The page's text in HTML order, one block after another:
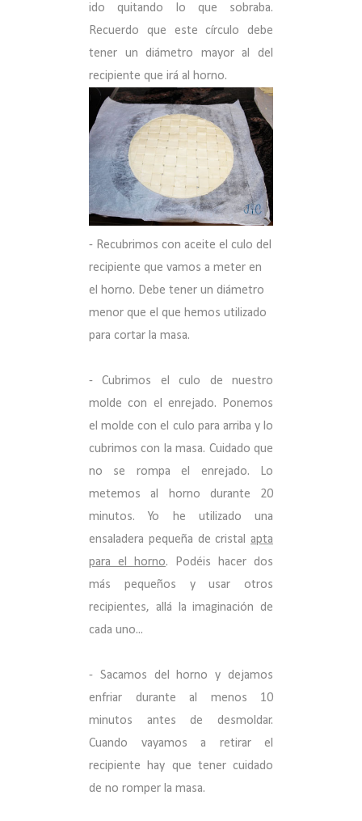
ido quitando lo que sobraba.
Recuerdo que este círculo debe
tener un diámetro mayor al del
recipiente que irá al horno.
- Recubrimos con aceite el culo del
recipiente que vamos a meter en
el horno. Debe tener un diámetro
menor que el que hemos utilizado
para cortar la masa.
- Cubrimos el culo de nuestro
molde con el enrejado. Ponemos
el molde con el culo para arriba y lo
cubrimos con la masa. Cuidado que
no se rompa el enrejado. Lo
metemos al horno durante 20
minutos. Yo he utilizado una
ensaladera pequeña de cristal apta
para el horno. Podéis hacer dos
más pequeños y usar otros
recipientes, allá la imaginación de
cada uno...
- Sacamos del horno y dejamos
enfriar durante al menos 10
minutos antes de desmoldar.
Cuando vayamos a retirar el
recipiente hay que tener cuidado
de no romper la masa.